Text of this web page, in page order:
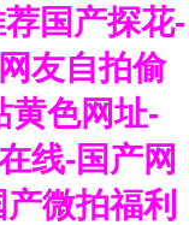
国产探花-
友自拍偷
黄色网址-
线-国产网
微拍福利